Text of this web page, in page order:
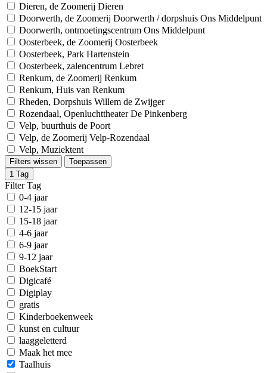
Dieren, de Zoomerij Dieren
Doorwerth, de Zoomerij Doorwerth / dorpshuis Ons Middelpunt
Doorwerth, ontmoetingscentrum Ons Middelpunt
Oosterbeek, de Zoomerij Oosterbeek
Oosterbeek, Park Hartenstein
Oosterbeek, zalencentrum Lebret
Renkum, de Zoomerij Renkum
Renkum, Huis van Renkum
Rheden, Dorpshuis Willem de Zwijger
Rozendaal, Openluchttheater De Pinkenberg
Velp, buurthuis de Poort
Velp, de Zoomerij Velp-Rozendaal
Velp, Muziektent
Filters wissen
Toepassen
1 Tag
Filter Tag
0-4 jaar
12-15 jaar
15-18 jaar
4-6 jaar
6-9 jaar
9-12 jaar
BoekStart
Digicafé
Digiplay
gratis
Kinderboekenweek
kunst en cultuur
laaggeletterd
Maak het mee
Taalhuis